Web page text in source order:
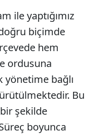
ile yaptığımız
biçimde
hem
ordusuna
yönetime bağlı
Bu
şekilde
boyunca